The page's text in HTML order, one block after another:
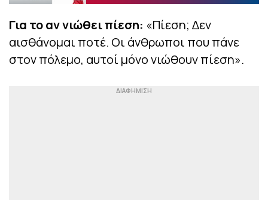
Για το αν νιώθει πίεση: «Πίεση; Δεν
αισθάνομαι ποτέ. Οι άνθρωποι που πάνε
στον πόλεμο, αυτοί μόνο νιώθουν πίεση».